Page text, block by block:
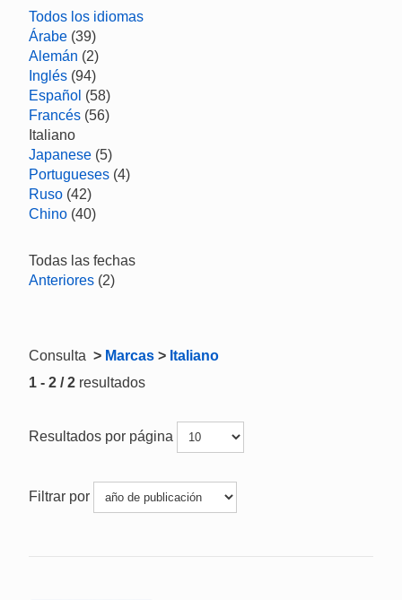
Todos los idiomas
Árabe (39)
Alemán (2)
Inglés (94)
Español (58)
Francés (56)
Italiano
Japanese (5)
Portugueses (4)
Ruso (42)
Chino (40)
Todas las fechas
Anteriores (2)
Consulta > Marcas > Italiano
1 - 2 / 2 resultados
Resultados por página
Filtrar por